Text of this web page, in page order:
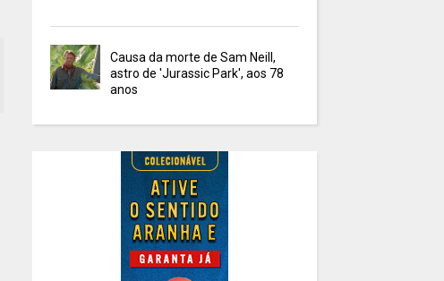
Causa da morte de Sam Neill,
astro de 'Jurassic Park', aos 78
anos